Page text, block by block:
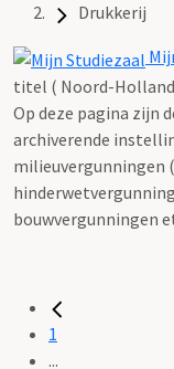
Drukkerij
titel ( Noord-
Op deze pagina zijn
archiverende
milieuvergunningen
bouwvergunningen
1
...